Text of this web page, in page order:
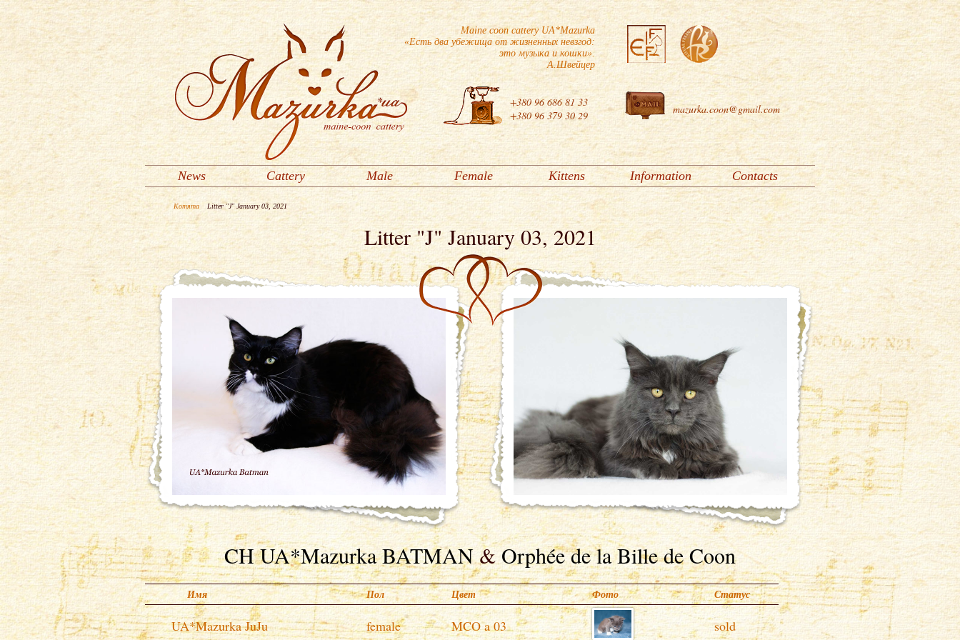
Maine coon cattery UA*Mazurka
«Есть два убежища от жизненных невзгод:
это музыка и кошки».
А.Швейцер
+380 96 686 81 33
+380 96 379 30 29
mazurka.coon@gmail.com
News Cattery Male Female Kittens Information Contacts
Котята Litter "J" January 03, 2021
Litter "J" January 03, 2021
CH UA*Mazurka BATMAN&Orphée de la Bille de Coon
Имя Пол Цвет Фото Статус
UA*Mazurka JuJu female MCO a 03 sold